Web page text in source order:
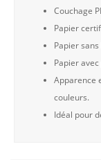
Couchage
Papier
Papier sans
Papier
Apparence
couleurs.
Idéal pour